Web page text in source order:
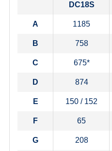
DC18S
A 1185
B 758
C 675*
D 874
E 150 / 152
F 65
G 208